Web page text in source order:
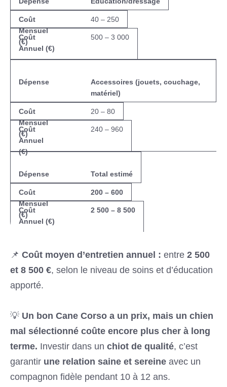
40 – 250
500 – 3 000
Accessoires (jouets, couchage,
matériel)
20 – 80
240 – 960
Total estimé
200 – 600
2 500 – 8 500
📌 Coût moyen d’entretien annuel : entre 2 500
et 8 500 €, selon le niveau de soins et d’éducation
apporté.
💡 Un bon Cane Corso a un prix, mais un chien
mal sélectionné coûte encore plus cher à long
terme. Investir dans un chiot de qualité, c’est
garantir une relation saine et sereine avec un
compagnon fidèle pendant 10 à 12 ans.